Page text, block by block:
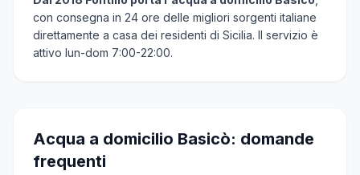
con consegna in 24 ore delle migliori sorgenti italiane
direttamente a casa dei residenti di Sicilia. Il servizio è
attivo lun-dom 7:00-22:00.
Acqua a domicilio Basicò: domande
frequenti